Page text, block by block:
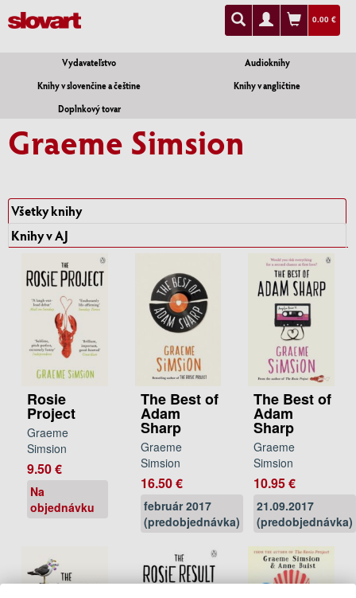
0.00 €
Vydavateľstvo
Audioknihy
Knihy v slovenčine a češtine
Knihy v angličtine
Doplnkový tovar
Graeme Simsion
Všetky knihy
Knihy v AJ
Rosie
Project
Graeme
Simsion
9.50 €
Na
objednávku
The Best of
Adam
Sharp
Graeme
Simsion
16.50 €
február 2017
(predobjednávka)
The Best of
Adam
Sharp
Graeme
Simsion
10.95 €
21.09.2017
(predobjednávka)